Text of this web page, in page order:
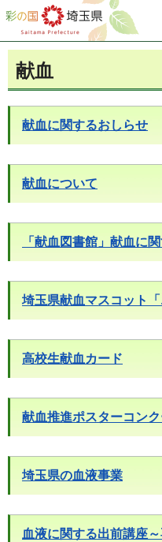
彩の国 埼玉県
献血
献血に関するおしらせ
献血について
「献血図書館」献血に
埼玉県献血マスコット「
高校生献血カード
献血推進ポスターコン
埼玉県の血液事業
血液に関する出前講座